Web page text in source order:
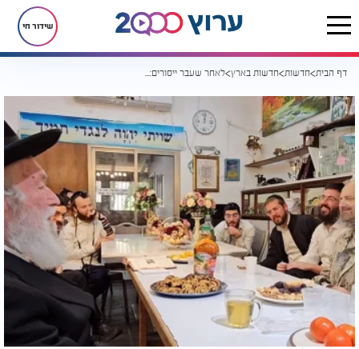
שידור חי
דף הבית חדשות חדשות בארץ לאחר שעבר ייסורים: הרב זילברשטיין הגיע למעונו של הרב קוק